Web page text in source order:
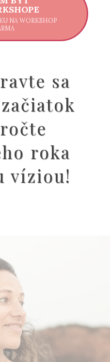
NA WORKSHOP
sa
roka
víziou!